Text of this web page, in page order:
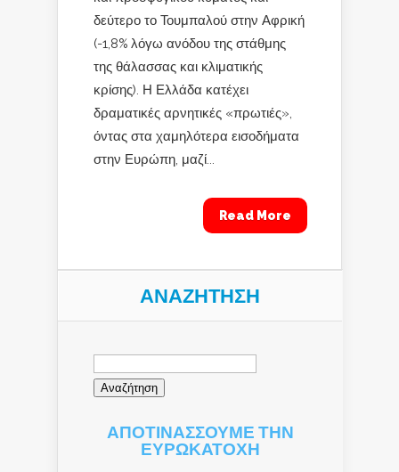
δεύτερο το Τουμπαλού στην Αφρική
(-1,8% λόγω ανόδου της στάθμης
της θάλασσας και κλιματικής
κρίσης). Η Ελλάδα κατέχει
δραματικές αρνητικές «πρωτιές»,
όντας στα χαμηλότερα εισοδήματα
στην Ευρώπη, μαζί...
Read More
ΑΝΑΖΉΤΗΣΗ
Αναζήτηση
ΑΠΟΤΙΝΑΣΣΟΥΜΕ ΤΗΝ
ΕΥΡΩΚΑΤΟΧΗ